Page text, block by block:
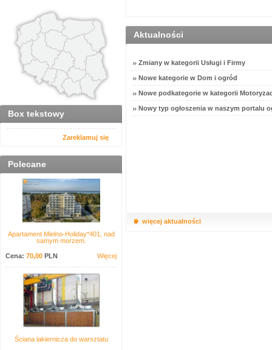
Box tekstowy
Zareklamuj się
Polecane
Apartament Mielno-Holiday*401, nad
samym morzem.
Cena: 70,00 PLN Więcej
Ściana lakiernicza do warsztatu
Aktualności
Zmiany w kategorii Usługi i Firmy
Nowe kategorie w Dom i ogród
Nowe podkategorie w kategorii
Nowy typ ogłoszenia w naszym portalu
więcej aktualności